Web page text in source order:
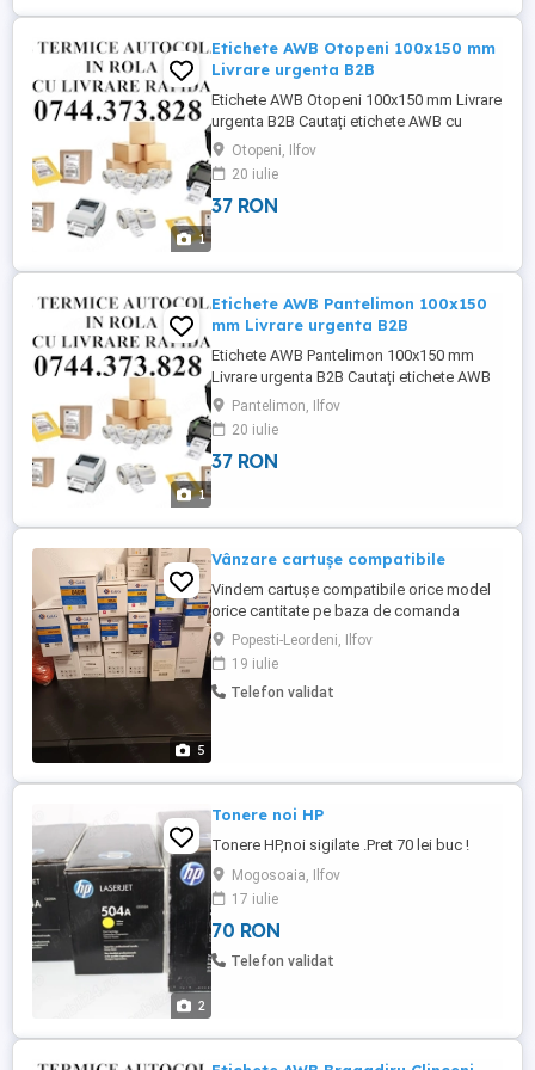
comerciale din zona ...
1
Etichete AWB Otopeni 100x150 mm
Livrare urgenta B2B
Etichete AWB Otopeni 100x150 mm Livrare
urgenta B2B Cautați etichete AWB cu
livrare rapida in Otopeni? Livram rapid 1-
2h la sediul societatii dvs. o gama variata
de role etichete termice autocolante
100x150 mm direct catre depozitele,
Otopeni, Ilfov
20 iulie
37 RON
1
Etichete AWB Pantelimon 100x150
mm Livrare urgenta B2B
Etichete AWB Pantelimon 100x150 mm
Livrare urgenta B2B Cautați etichete AWB
cu livrare rapida in Pantelimon? Livram
rapid 1-2h la sediul societatii dvs. o gama
variata de role etichete termice
autocolante 100x150 mm direct catre
...
Pantelimon, Ilfov
20 iulie
37 RON
5
Vânzare cartușe compatibile
Vindem cartușe compatibile orice model
orice cantitate pe baza de comanda
ferma Plata cash sau OP
Popesti-Leordeni, Ilfov
19 iulie
Telefon validat
2
Tonere noi HP
Tonere HP,noi sigilate .Pret 70 lei buc !
Mogosoaia, Ilfov
17 iulie
70 RON
Telefon validat